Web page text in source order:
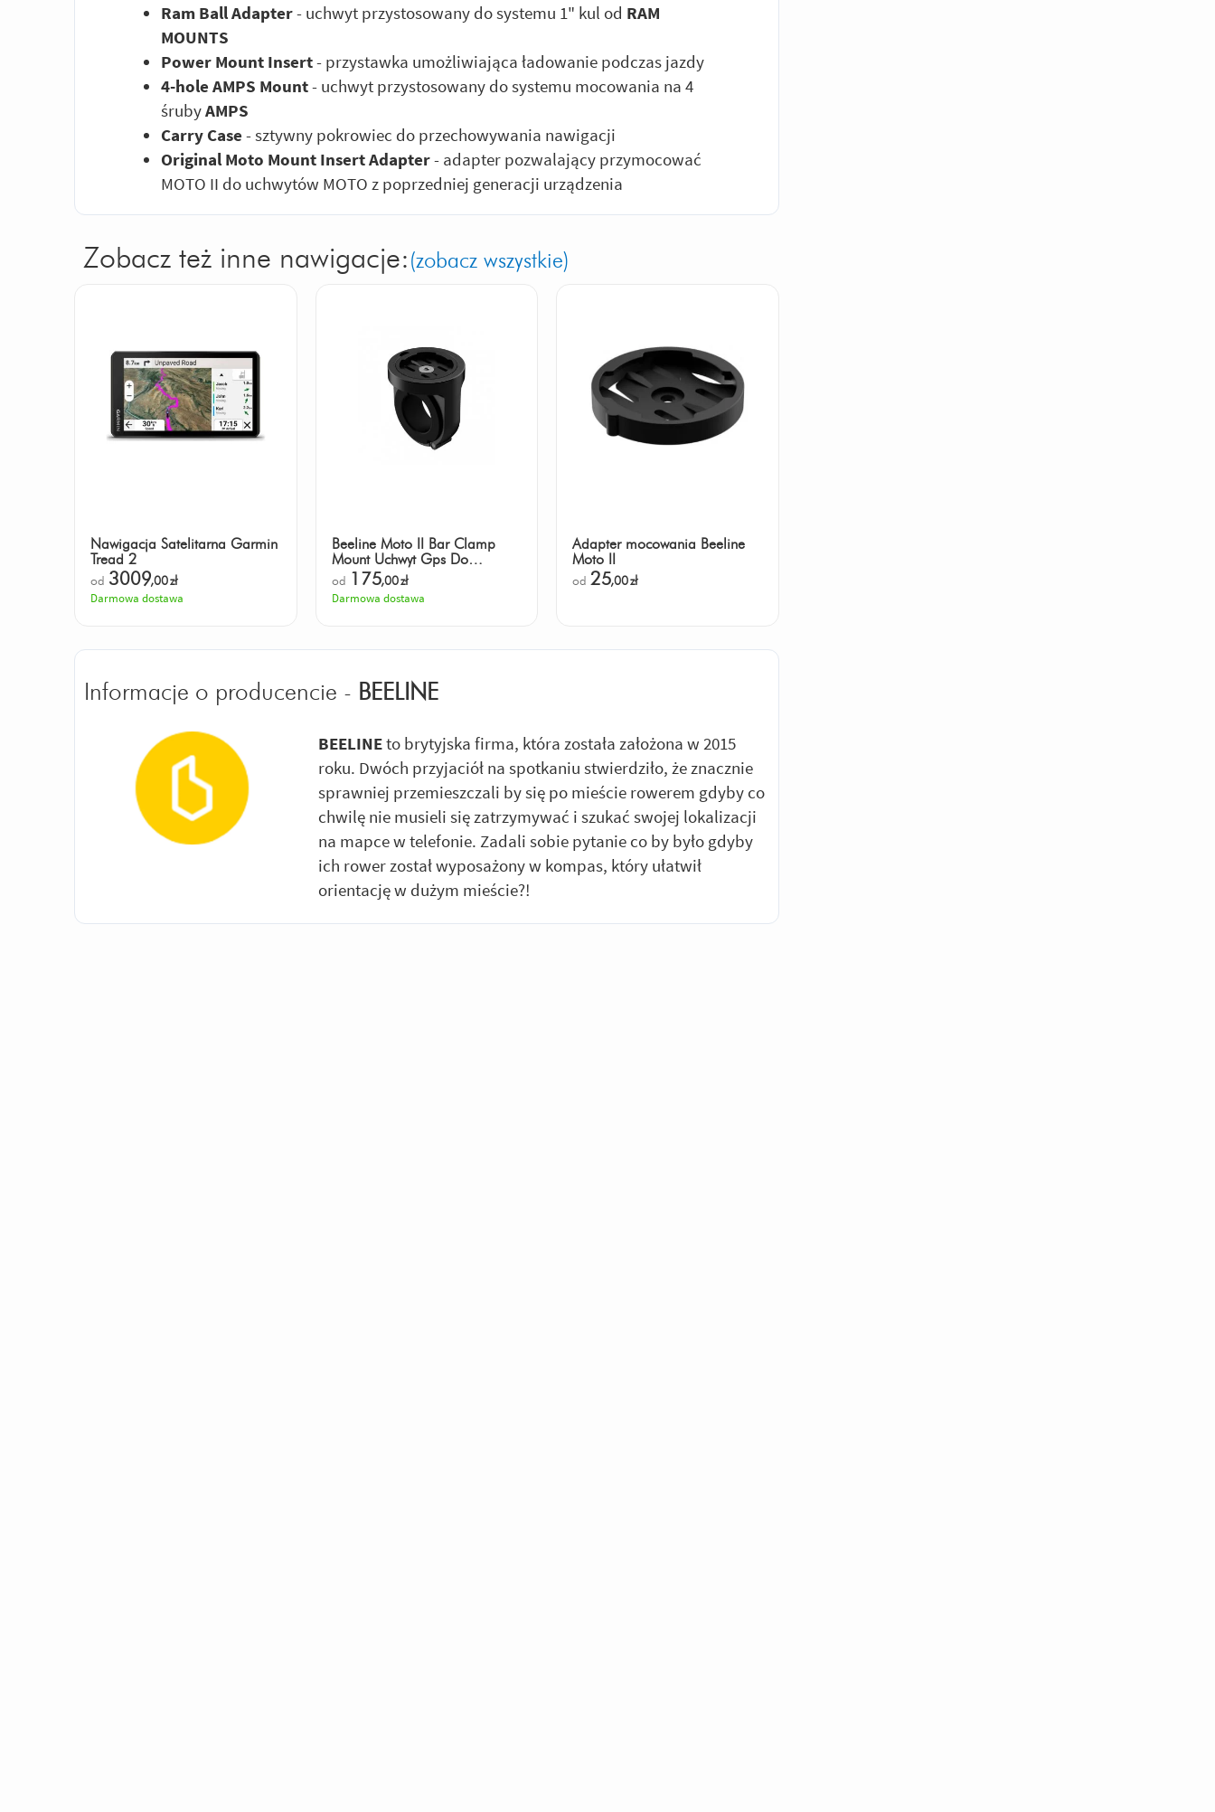
Ram Ball Adapter- uchwyt przystosowany do systemu 1" kul od RAM
MOUNTS
Power Mount Insert- przystawka umożliwiająca ładowanie podczas jazdy
4-hole AMPS Mount- uchwyt przystosowany do systemu mocowania na 4
śrubyAMPS
Carry Case - sztywny pokrowiec do przechowywania nawigacji
Original Moto Mount Insert Adapter- adapter pozwalający przymocować
MOTO II do uchwytów MOTO z poprzedniej generacji urządzenia
Zobacz też inne nawigacje: (zobacz wszystkie)
Nawigacja Satelitarna Garmin
Tread 2
od 3009,00zł
Darmowa dostawa
Beeline Moto II Bar Clamp
Mount Uchwyt Gps Do
Kierownicy
od 175,00zł
Darmowa dostawa
Adapter mocowania Beeline
Moto II
od 25,00zł
Informacje o producencie - BEELINE
BEELINEto brytyjska firma, która została założona w 2015
roku. Dwóch przyjaciół na spotkaniu stwierdziło, że znacznie
sprawniej przemieszczali by się po mieście rowerem gdyby co
chwilę nie musieli się zatrzymywać i szukać swojej lokalizacji
na mapce w telefonie. Zadali sobie pytanie co by było gdyby
ich rower został wyposażony w kompas, który ułatwił
orientację w dużym mieście?!